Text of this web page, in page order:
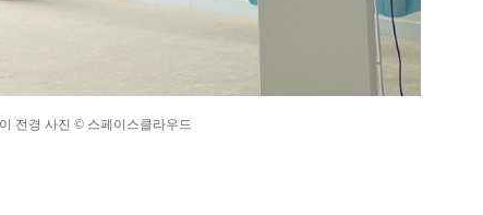
전경 사진 © 스페이스클라우드